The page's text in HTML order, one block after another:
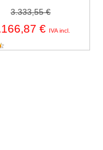
3.333,55 €
€ IVA incl.